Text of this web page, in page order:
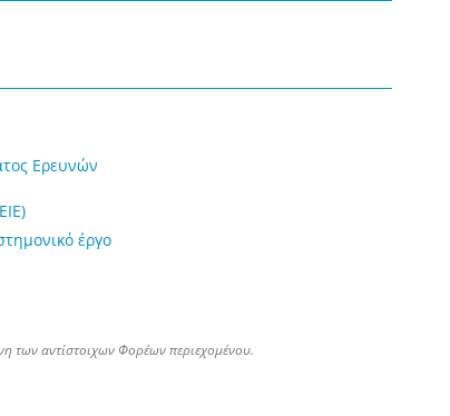
Ερευνών
έργο
των αντίστοιχων Φορέων περιεχομένου.